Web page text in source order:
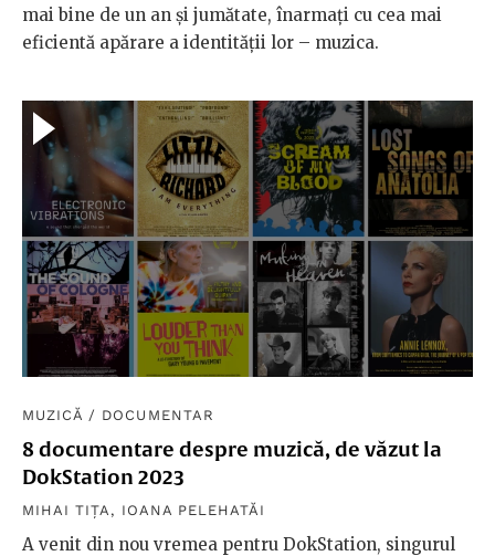
mai bine de un an și jumătate, înarmați cu cea mai
eficientă apărare a identității lor – muzica.
MUZICĂ / DOCUMENTAR
8 documentare despre muzică, de văzut la
DokStation 2023
MIHAI TIȚA , IOANA PELEHATĂI
A venit din nou vremea pentru DokStation, singurul